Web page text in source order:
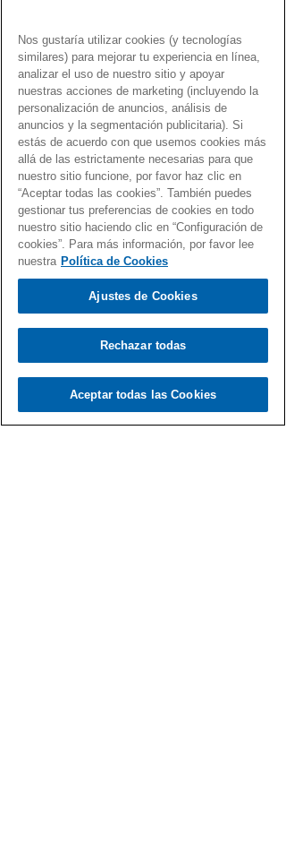
Load video
Fernando Martín
17 ene 2021
Hay otros mundos…, pero todos
están en el Gen Dro
Recopilación de canciones del Gen Dro que
abarcan muchos mundos distintos… el tuyo
Nos gustaría utilizar cookies (y tecnologías
similares) para mejorar tu experiencia en línea,
analizar el uso de nuestro sitio y apoyar
nuestras acciones de marketing (incluyendo la
personalización de anuncios, análisis de
anuncios y la segmentación publicitaria). Si
estás de acuerdo con que usemos cookies más
allá de las estrictamente necesarias para que
nuestro sitio funcione, por favor haz clic en
“Aceptar todas las cookies”. También puedes
gestionar tus preferencias de cookies en todo
nuestro sitio haciendo clic en “Configuración de
cookies”. Para más información, por favor lee
nuestra Política de Cookies
Ajustes de Cookies
Rechazar todas
Aceptar todas las Cookies